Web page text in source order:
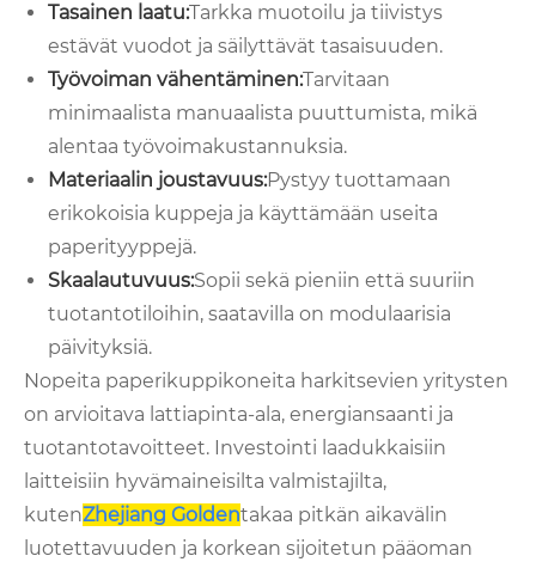
Tasainen laatu:Tarkka muotoilu ja tiivistys
estävät vuodot ja säilyttävät tasaisuuden.
Työvoiman vähentäminen:Tarvitaan
minimaalista manuaalista puuttumista, mikä
alentaa työvoimakustannuksia.
Materiaalin joustavuus:Pystyy tuottamaan
erikokoisia kuppeja ja käyttämään useita
paperityyppejä.
Skaalautuvuus:Sopii sekä pieniin että suuriin
tuotantotiloihin, saatavilla on modulaarisia
päivityksiä.
Nopeita paperikuppikoneita harkitsevien yritysten
on arvioitava lattiapinta-ala, energiansaanti ja
tuotantotavoitteet. Investointi laadukkaisiin
laitteisiin hyvämaineisilta valmistajilta,
kutenZhejiang Goldentakaa pitkän aikavälin
luotettavuuden ja korkean sijoitetun pääoman